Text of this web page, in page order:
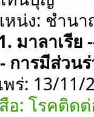
หน่ง: ชําน
มาลาเรีย
การมีส่วน
ร่: 13/11/
อ: โรคติด